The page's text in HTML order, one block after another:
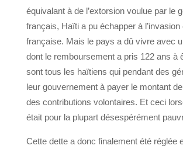
équivalant à de l’extorsion voulue par le
français, Haïti a pu échapper à l’invasion
française. Mais le pays a dû vivre avec
dont le remboursement a pris 122 ans à
sont tous les haïtiens qui pendant des
leur gouvernement à payer le montant
des contributions volontaires. Et ceci
était pour la plupart désespérément
Cette dette a donc finalement été réglée